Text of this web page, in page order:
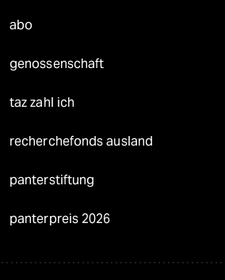
abo
genossenschaft
taz zahl ich
recherchefonds ausland
panterstiftung
panterpreis 2026